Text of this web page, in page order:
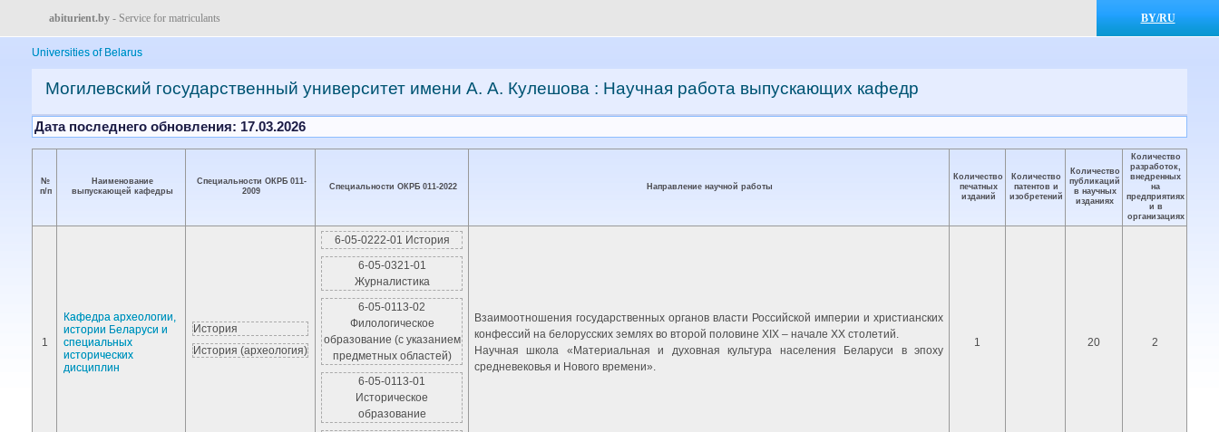
BY/RU
abiturient.by - Service for matriculants
Universities of Belarus
Могилевский государственный университет имени А. А. Кулешова : Научная работа выпускающих кафедр
Дата последнего обновления: 17.03.2026
№
п/п
Наименование
выпускающей кафедры
Специальности ОКРБ 011-
2009
Специальности ОКРБ 011-2022 Направление научной работы
Количество
печатных
изданий
Количество
патентов и
изобретений
Количество
публикаций
в научных
изданиях
Количество
разработок,
внедренных
на
предприятиях
и в
организациях
1
Кафедра археологии,
истории Беларуси и
специальных
исторических
дисциплин
История
История (археология)
6-05-0222-01 История
6-05-0321-01
Журналистика
6-05-0113-02
Филологическое
образование (с указанием
предметных областей)
6-05-0113-01
Историческое
образование
Взаимоотношения государственных органов власти Российской империи и христианских
конфессий на белорусских землях во второй половине XIX – начале ХХ столетий.
Научная школа «Материальная и духовная культура населения Беларуси в эпоху
средневековья и Нового времени».
1 20 2